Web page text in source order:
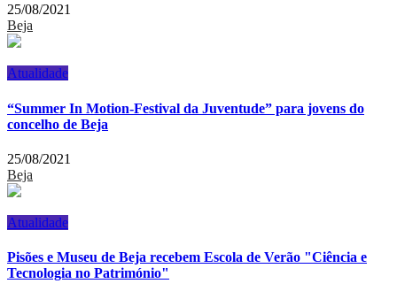
25/08/2021
Beja
Atualidade
“Summer In Motion-Festival da Juventude” para jovens do
concelho de Beja
25/08/2021
Beja
Atualidade
Pisões e Museu de Beja recebem Escola de Verão "Ciência e
Tecnologia no Património"